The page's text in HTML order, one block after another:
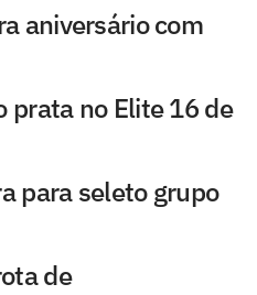
aniversário com
prata no Elite 16 de
para seleto grupo
de